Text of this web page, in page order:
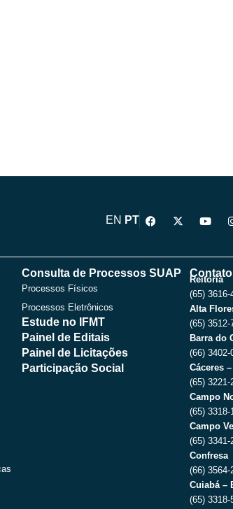
EN PT
F
a
b
o
o
X
-
i
t
Y
o
u
b
e
r
Consulta de Processos SUAP
Processos Físicos
Processos Eletrônicos
Estude no IFMT
Painel de Editais
Painel de Licitações
Participação Social
Reitoria
(65) 3616-
Alta
(65) 3512-
Barra do
(66) 3402-
Cáceres
(65) 3221-
Campo
(65) 3318-
Campo
(65) 3341-
Confresa
(66) 3564-
Cuiabá –
(65) 3318-